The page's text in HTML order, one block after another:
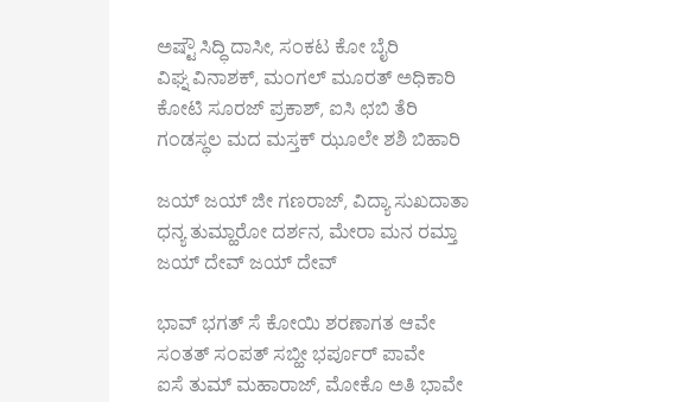
ಅಷ್ಟೌ ಸಿದ್ಧಿ ದಾಸೀ, ಸಂಕಟ ಕೋ ಬೈರಿ
ವಿಘ್ನ ವಿನಾಶಕ್, ಮಂಗಲ್ ಮೂರತ್ ಅಧಿಕಾರಿ
ಕೋಟಿ ಸೂರಜ್ ಪ್ರಕಾಶ್, ಐಸಿ ಛಬಿ ತೆರಿ
ಗಂಡಸ್ಥಲ ಮದ ಮಸ್ತಕ್ ಝೂಲೇ ಶಶಿ ಬಿಹಾರಿ
ಜಯ್ ಜಯ್ ಜೀ ಗಣರಾಜ್, ವಿದ್ಯಾ ಸುಖದಾತಾ
ಧನ್ಯ ತುಮ್ಹಾರೋ ದರ್ಶನ, ಮೇರಾ ಮನ ರಮ್ತಾ
ಜಯ್ ದೇವ್ ಜಯ್ ದೇವ್
ಭಾವ್ ಭಗತ್ ಸೆ ಕೋಯಿ ಶರಣಾಗತ ಆವೇ
ಸಂತತ್ ಸಂಪತ್ ಸಬ್ಹೀ ಭರ್ಪೂರ್ ಪಾವೇ
ಐಸೆ ತುಮ್ ಮಹಾರಾಜ್, ಮೋಕೊ ಅತಿ ಭಾವೇ